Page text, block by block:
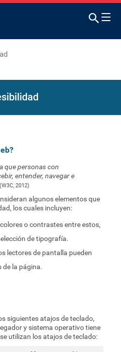
que personas con
entender, navegar e
(W3C, 2012)
algunos elementos que
los cuales incluyen:
o contrastes entre estos,
de tipografía.
lectores de pantalla pueden
de la página.
siguientes atajos de teclado,
y sistema operativo tiene
utilizan los atajos de teclado: